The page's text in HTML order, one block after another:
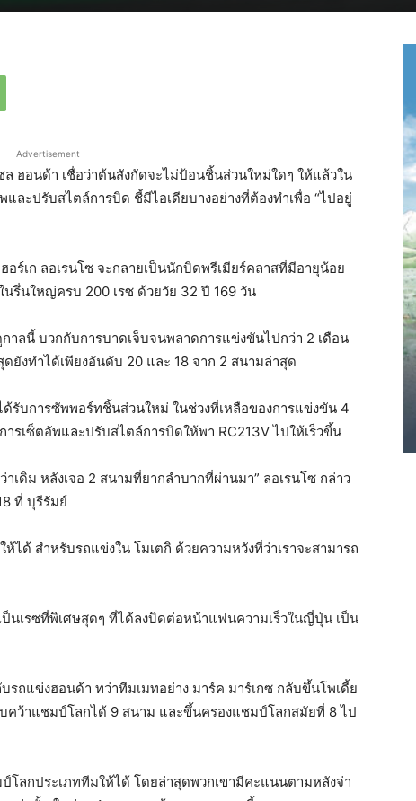
Advertisement
ฮอนด้า เชื่อว่าต้นสังกัดจะไม่ป้อนชิ้นส่วนใหม่ใดๆ ให้แล้วใน
ละปรับสไตล์การบิด ชี้มีไอเดียบางอย่างที่ต้องทำเพื่อ “ไปอยู่
ร์เก ลอเรนโซ จะกลายเป็นนักบิดพรีเมียร์คลาสที่มีอายุน้อย
รึ่นใหญ่ครบ 200 เรซ ด้วยวัย 32 ปี 169 วัน
าลนี้ บวกกับการบาดเจ็บจนพลาดการแข่งขันไปกว่า 2 เดือน
ดยังทำได้เพียงอันดับ 20 และ 18 จาก 2 สนามล่าสุด
ด้รับการซัพพอร์ทชิ้นส่วนใหม่ ในช่วงที่เหลือของการแข่งขัน 4
รเซ็ตอัพและปรับสไตล์การบิดให้พา RC213V ไปให้เร็วขึ้น
เดิม หลังเจอ 2 สนามที่ยากลำบากที่ผ่านมา” ลอเรนโซ กล่าว
ที่ บุรีรัมย์
ได้ สำหรับรถแข่งใน โมเตกิ ด้วยความหวังที่ว่าเราจะสามารถ
นเรซที่พิเศษสุดๆ ที่ได้ลงบิดต่อหน้าแฟนความเร็วในญี่ปุ่น เป็น
ถแข่งฮอนด้า ทว่าทีมเมทอย่าง มาร์ค มาร์เกซ กลับขึ้นโพเดี้ย
คว้าแชมป์โลกได้ 9 สนาม และขึ้นครองแชมป์โลกสมัยที่ 8 ไป
โลกประเภททีมให้ได้ โดยล่าสุดพวกเขามีคะแนนตามหลังจ่า